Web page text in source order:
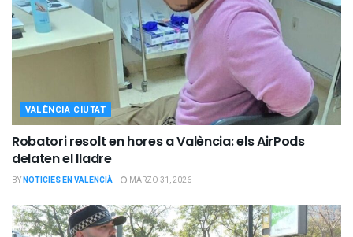
VALÈNCIA CIUTAT
Robatori resolt en hores a València: els AirPods
delaten el lladre
BYNOTICIES EN VALENCIÀ MARZO 31, 2026